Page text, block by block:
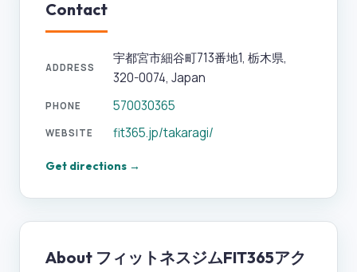
Contact
ADDRESS
宇都宮市細谷町713番地1, 栃木県,
320-0074, Japan
PHONE 570030365
WEBSITE fit365.jp/takaragi/
Get directions →
About フィットネスジムFIT365アク